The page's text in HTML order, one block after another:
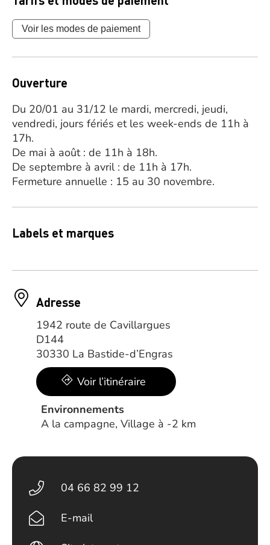
Voir les modes de paiement
Ouverture
Du 20/01 au 31/12 le mardi, mercredi, jeudi,
vendredi, jours fériés et les week-ends de 11h à
17h.
De mai à août : de 11h à 18h.
De septembre à avril : de 11h à 17h.
Fermeture annuelle : 15 au 30 novembre.
Labels et marques
Adresse
1942 route de Cavillargues
D144
30330 La Bastide-d’Engras
Voir l’itinéraire
Environnements
A la campagne, Village à -2 km
04 66 82 99 12
E-mail